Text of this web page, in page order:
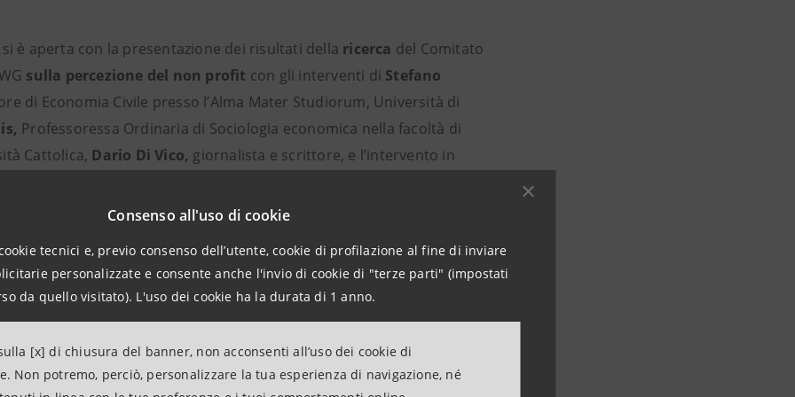
Consenso all'uso di cookie
tecnici e, previo consenso dell’utente, cookie di profilazione al fine di inviare
personalizzate e consente anche l'invio di cookie di "terze parti" (impostati
da quello visitato). L'uso dei cookie ha la durata di 1 anno.
[x] di chiusura del banner, non acconsenti all’uso dei cookie di
Non potremo, perciò, personalizzare la tua esperienza di navigazione, né
è aperta con la presentazione dei risultati della ricerca del Comitato
sulla percezione del non profit con gli interventi di Stefano
di Economia Civile presso l’Alma Mater Studiorum, Università di
Professoressa Ordinaria di Sociologia economica nella facoltà di
Cattolica, Dario Di Vico, giornalista e scrittore, e l’intervento in
delle disuguaglianze
in un confronto tra
di Intesa Sanpaolo, i rappresentanti di Intesa Sanpaolo per il Sociale, e